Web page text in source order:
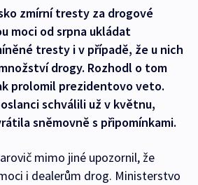
zmírní tresty za drogové
moci od srpna ukládat
tresty i v případě, že u nich
drogy. Rozhodl o tom
prolomil prezidentovo veto.
schválili už v květnu,
sněmovně s připomínkami.
mimo jiné upozornil, že
i dealerům drog. Ministerstvo